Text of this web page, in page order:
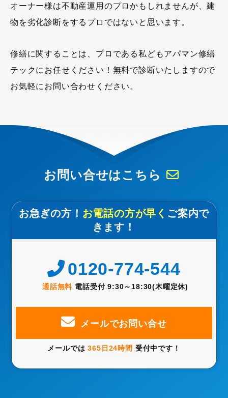
オーナー様は不動産運用のプロかもしれませんが、建
物を劣化診断をするプロではないと思います。
修繕に関することは、プロである私どもアパマン修繕
テックにお任せください！無料で診断いたしますので
お気軽にお問い合わせください。
お問い合せはこちら
お急ぎの方！ お電話の方が早く ご案内で
きます！
0120-774-544
通話無料 電話受付 9:30～18:30(木曜定休)
メールでお問い合せ
メールでは 365日24時間 受付中です！